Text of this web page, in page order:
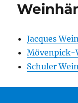
Jacques
Mövenpick-
Schuler